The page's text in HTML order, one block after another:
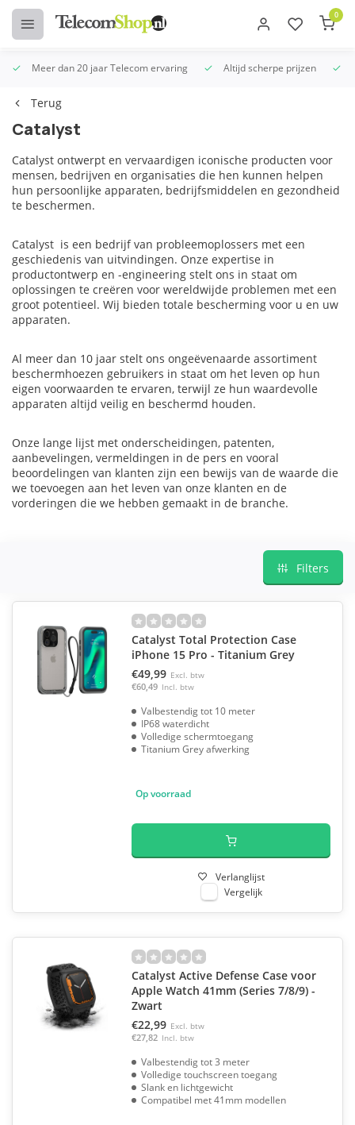
0
Meer dan 20 jaar Telecom ervaring Altijd scherpe prijzen
Terug
Catalyst
Catalyst ontwerpt en vervaardigen iconische producten voor
mensen, bedrijven en organisaties die hen kunnen helpen
hun persoonlijke apparaten, bedrijfsmiddelen en gezondheid
te beschermen.
Catalyst is een bedrijf van probleemoplossers met een
geschiedenis van uitvindingen. Onze expertise in
productontwerp en -engineering stelt ons in staat om
oplossingen te creëren voor wereldwijde problemen met een
groot potentieel. Wij bieden totale bescherming voor u en uw
apparaten.
Al meer dan 10 jaar stelt ons ongeëvenaarde assortiment
beschermhoezen gebruikers in staat om het leven op hun
eigen voorwaarden te ervaren, terwijl ze hun waardevolle
apparaten altijd veilig en beschermd houden.
Onze lange lijst met onderscheidingen, patenten,
aanbevelingen, vermeldingen in de pers en vooral
beoordelingen van klanten zijn een bewijs van de waarde die
we toevoegen aan het leven van onze klanten en de
vorderingen die we hebben gemaakt in de branche.
Filters
Catalyst Total Protection Case
iPhone 15 Pro - Titanium Grey
€49,99 Excl. btw
€60,49 Incl. btw
Valbestendig tot 10 meter
IP68 waterdicht
Volledige schermtoegang
Titanium Grey afwerking
Op voorraad
Verlanglijst
Vergelijk
Catalyst Active Defense Case voor
Apple Watch 41mm (Series 7/8/9) -
Zwart
€22,99 Excl. btw
€27,82 Incl. btw
Valbestendig tot 3 meter
Volledige touchscreen toegang
Slank en lichtgewicht
Compatibel met 41mm modellen